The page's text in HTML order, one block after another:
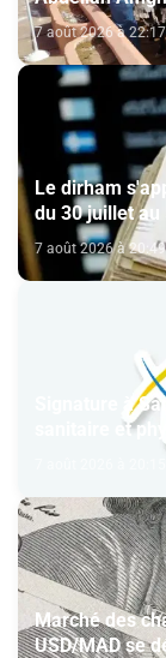
7 août 2026 à 22:17
Le dirham
du 30 juillet au
7 août 2026 à 20:49
Signature à
sanitaire et
Marché des
USD/MAD se